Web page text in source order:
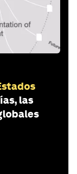
las